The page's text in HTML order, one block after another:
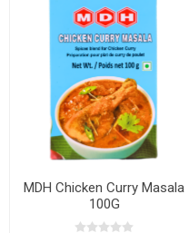
MDH Chicken Curry Masala
100G